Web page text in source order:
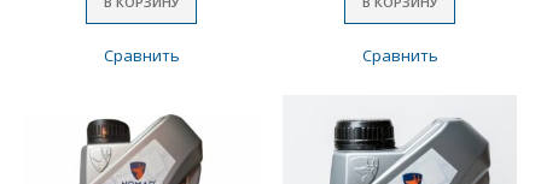
Сравнить Сравнить